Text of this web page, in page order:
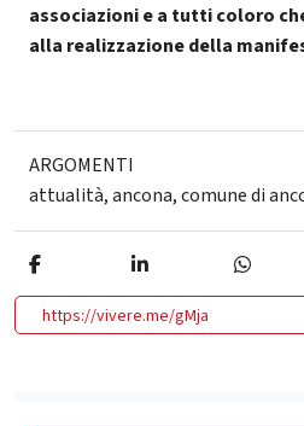
associazioni e a tutti coloro
alla realizzazione della
ARGOMENTI
attualità,ancona,comune di
https://vivere.me/gMja